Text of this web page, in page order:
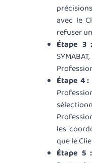
avec le
refuser
Étape 3 :
Étape 4 :
les
que le
Étape 5 :